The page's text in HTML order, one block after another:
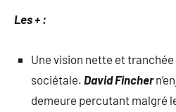
Les + :
Une vision nette et
sociétale. David Fincher
demeure percutant malgré